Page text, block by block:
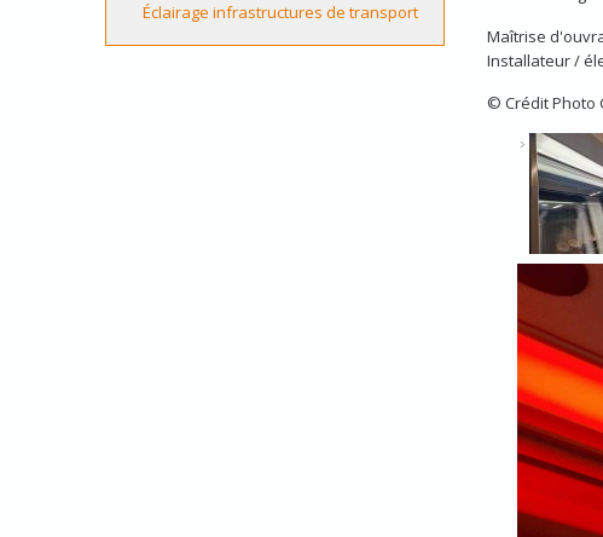
Maîtrise
Installateur /
© Crédit Photo
Éclairage infrastructures de transport